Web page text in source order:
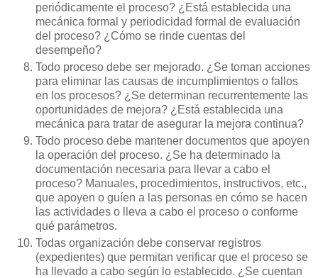
periódicamente el proceso? ¿Está establecida una
mecánica formal y periodicidad formal de evaluación
del proceso? ¿Cómo se rinde cuentas del
desempeño?
Todo proceso debe ser mejorado. ¿Se toman acciones
para eliminar las causas de incumplimientos o fallos
en los procesos? ¿Se determinan recurrentemente las
oportunidades de mejora? ¿Está establecida una
mecánica para tratar de asegurar la mejora continua?
Todo proceso debe mantener documentos que apoyen
la operación del proceso. ¿Se ha determinado la
documentación necesaria para llevar a cabo el
proceso? Manuales, procedimientos, instructivos, etc.,
que apoyen o guíen a las personas en cómo se hacen
las actividades o lleva a cabo el proceso o conforme
qué parámetros.
Todas organización debe conservar registros
(expedientes) que permitan verificar que el proceso se
ha llevado a cabo según lo establecido. ¿Se cuentan